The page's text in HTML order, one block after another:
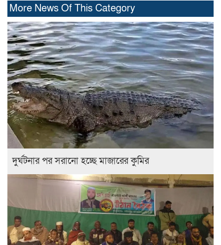
More News Of This Category
দুর্ঘটনার পর সরানো হচ্ছে মাজারের কুমির